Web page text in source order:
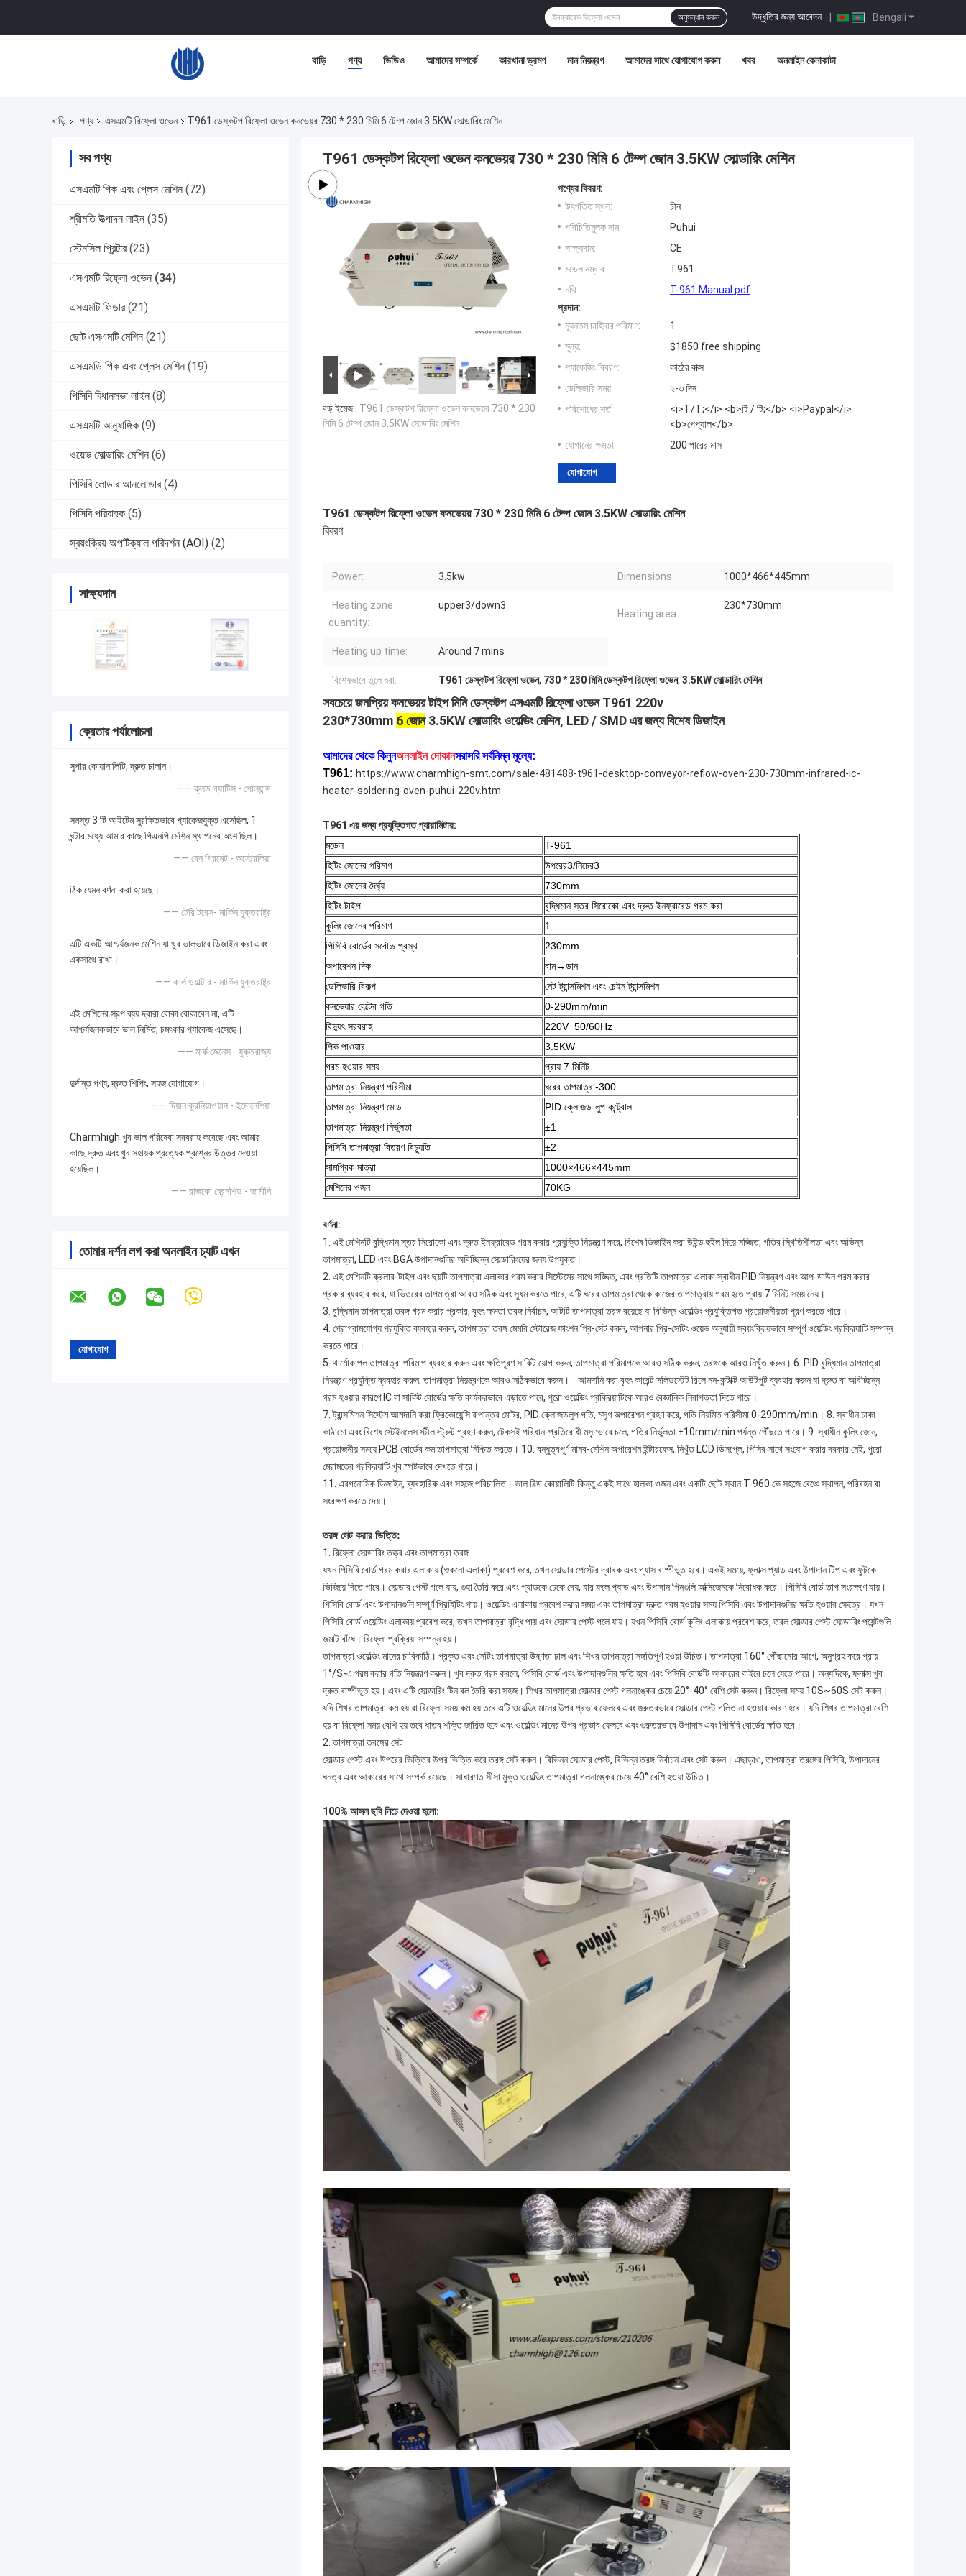
Bengali
উদ্ধৃতির জন্য আবেদন |
অনুসন্ধান করুন
বাড়ি পণ্য ভিডিও আমাদের সম্পর্কে কারখানা ভ্রমণ মান নিয়ন্ত্রণ আমাদের সাথে যোগাযোগ করুন খবর অনলাইন কেনাকাটা
বাড়ি পণ্য এসএমটি রিফ্লো ওভেন T961 ডেস্কটপ রিফ্লো ওভেন কনভেয়র 730 * 230 মিমি 6 টেম্প জোন 3.5KW সোল্ডারিং মেশিন
সব পণ্য
এসএমটি পিক এবং প্লেস মেশিন (72)
শ্রীমতি উত্পাদন লাইন (35)
স্টেনসিল প্রিন্টার (23)
এসএমটি রিফ্লো ওভেন (34)
এসএমটি ফিডার (21)
ছোট এসএমটি মেশিন (21)
এসএমডি পিক এবং প্লেস মেশিন (19)
পিসিবি বিধানসভা লাইন (8)
এসএমটি আনুষাঙ্গিক (9)
ওয়েভ সোল্ডারিং মেশিন (6)
পিসিবি লোডার আনলোডার (4)
পিসিবি পরিবাহক (5)
স্বয়ংক্রিয় অপটিক্যাল পরিদর্শন (AOI) (2)
সাক্ষ্যদান
ক্রেতার পর্যালোচনা
সুপার কোয়ানালিটি, দ্রুত চালান।
—— ক্লড গ্যাটিস - পোল্যান্ড
সমস্ত 3 টি আইটেম সুরক্ষিতভাবে প্যাকেজযুক্ত এসেছিল, 1
ঘন্টার মধ্যে আমার কাছে পিএনপি মেশিন স্থাপনের অংশ ছিল।
—— বেন গ্রিমেট - অস্ট্রেলিয়া
ঠিক যেমন বর্ণনা করা হয়েছে।
—— টেরি টরেস- মার্কিন যুক্তরাষ্ট্র
এটি একটি আশ্চর্যজনক মেশিন যা খুব ভালভাবে ডিজাইন করা এবং
একসাথে রাখা।
—— কার্ল ওয়াল্টার - মার্কিন যুক্তরাষ্ট্র
এই মেশিনের স্বল্প ব্যয় দ্বারা বোকা বোকাবেন না, এটি
আশ্চর্যজনকভাবে ভাল নির্মিত, চমৎকার প্যাকেজ এসেছে।
—— মার্ক জেনেস - যুক্তরাজ্য
দুর্দান্ত পণ্য, দ্রুত শিপিং, সহজ যোগাযোগ।
—— দিয়ান কুরনিয়াওয়ান - ইন্দোনেশিয়া
Charmhigh খুব ভাল পরিষেবা সরবরাহ করেছে এবং আমার
কাছে দ্রুত এবং খুব সহায়ক প্রত্যেক প্রশ্নের উত্তর দেওয়া
হয়েছিল।
—— রাজকো ব্রেনশিড - জার্মানি
তোমার দর্শন লগ করা অনলাইন চ্যাট এখন
T961 ডেস্কটপ রিফ্লো ওভেন কনভেয়র 730 * 230 মিমি 6 টেম্প জোন 3.5KW সোল্ডারিং মেশিন
বড় ইমেজ : T961 ডেস্কটপ রিফ্লো ওভেন কনভেয়র 730 * 230
মিমি 6 টেম্প জোন 3.5KW সোল্ডারিং মেশিন
পণ্যের বিবরণ:
উৎপত্তি স্থল:
চীন
পরিচিতিমুলক নাম:
Puhui
সাক্ষ্যদান:
CE
মডেল নম্বার:
T961
নথি:
T-961 Manual.pdf
প্রদান:
ন্যূনতম চাহিদার পরিমাণ:
1
মূল্য:
$1850 free shipping
প্যাকেজিং বিবরণ:
কাঠের বাক্স
ডেলিভারি সময়:
২-৩ দিন
পরিশোধের শর্ত:
<i>T/T;</i> <b>টি / টি;</b> <i>Paypal</i>
<b>পেপ্যাল</b>
যোগানের ক্ষমতা:
200 পারের মাস
যোগাযোগ
T961 ডেস্কটপ রিফ্লো ওভেন কনভেয়র 730 * 230 মিমি 6 টেম্প জোন 3.5KW সোল্ডারিং মেশিন
বিবরণ
Power: 3.5kw Dimensions: 1000*466*445mm
Heating zone
quantity:
upper3/down3
Heating area:
230*730mm
Heating up time: Around 7 mins
বিশেষভাবে তুলে ধরা: T961 ডেস্কটপ রিফ্লো ওভেন, 730 * 230 মিমি ডেস্কটপ রিফ্লো ওভেন, 3.5KW সোল্ডারিং মেশিন
সবচেয়ে জনপ্রিয় কনভেয়র টাইপ মিনি ডেস্কটপ এসএমটি রিফ্লো ওভেনT961 220v
230*730mm 6 জোন3.5KW সোল্ডারিং ওয়েল্ডিং মেশিন, LED / SMD এর জন্য বিশেষ ডিজাইন
আমাদের থেকে কিনুনঅনলাইন দোকানসরাসরি সর্বনিম্ন মূল্যে:
T961: https://www.charmhigh-smt.com/sale-481488-t961-desktop-conveyor-reflow-oven-230-730mm-infrared-ic-
heater-soldering-oven-puhui-220v.htm
T961 এর জন্য প্রযুক্তিগত প্যারামিটার:
মডেল
T-961
হিটিং জোনের পরিমাণ
উপরের3/নিচের3
হিটিং জোনের দৈর্ঘ্য
730mm
হিটিং টাইপ
বুদ্ধিমান স্তর সিরোকো এবং দ্রুত ইনফ্রারেড গরম করা
কুলিং জোনের পরিমাণ
1
পিসিবি বোর্ডের সর্বোচ্চ প্রস্থ
230mm
অপারেশন দিক
বাম→ডান
ডেলিভারি বিকল্প
নেট ট্রান্সমিশন এবং চেইন ট্রান্সমিশন
কনভেয়ার বেল্টের গতি
0-290mm/min
বিদ্যুৎ সরবরাহ
220V 50/60Hz
পিক পাওয়ার
3.5KW
গরম হওয়ার সময়
প্রায় 7 মিনিট
তাপমাত্রা নিয়ন্ত্রণ পরিসীমা
ঘরের তাপমাত্রা-300
তাপমাত্রা নিয়ন্ত্রণ মোড
PID ক্লোজড-লুপ কন্ট্রোল
তাপমাত্রা নিয়ন্ত্রণ নির্ভুলতা
±1
পিসিবি তাপমাত্রা বিতরণ বিচ্যুতি
±2
সামগ্রিক মাত্রা
1000×466×445mm
মেশিনের ওজন
70KG
বর্ণনা:
1. এই মেশিনটি বুদ্ধিমান স্তর সিরোকো এবং দ্রুত ইনফ্রারেড গরম করার প্রযুক্তি নিয়ন্ত্রণ করে, বিশেষ ডিজাইন করা উইন্ড হুইল দিয়ে সজ্জিত, গতির স্থিতিশীলতা এবং অভিন্ন
তাপমাত্রা, LED এবং BGA উপাদানগুলির অবিচ্ছিন্ন সোল্ডারিংয়ের জন্য উপযুক্ত।
2. এই মেশিনটি ক্রলার-টাইপ এবং ছয়টি তাপমাত্রা এলাকার গরম করার সিস্টেমের সাথে সজ্জিত, এবং প্রতিটি তাপমাত্রা এলাকা স্বাধীন PID নিয়ন্ত্রণ এবং আপ-ডাউন গরম করার
প্রকার ব্যবহার করে, যা ভিতরের তাপমাত্রা আরও সঠিক এবং সুষম করতে পারে, এটি ঘরের তাপমাত্রা থেকে কাজের তাপমাত্রায় গরম হতে প্রায় 7 মিনিট সময় নেয়।
3. বুদ্ধিমান তাপমাত্রা তরঙ্গ গরম করার প্রকার, বৃহৎ ক্ষমতা তরঙ্গ নির্বাচন, আটটি তাপমাত্রা তরঙ্গ রয়েছে যা বিভিন্ন ওয়েল্ডিং প্রযুক্তিগত প্রয়োজনীয়তা পূরণ করতে পারে।
4. প্রোগ্রামযোগ্য প্রযুক্তি ব্যবহার করুন, তাপমাত্রা তরঙ্গ মেমরি স্টোরেজ ফাংশন প্রি-সেট করুন, আপনার প্রি-সেটিং ওয়েভ অনুযায়ী স্বয়ংক্রিয়ভাবে সম্পূর্ণ ওয়েল্ডিং প্রক্রিয়াটি সম্পন্ন
করতে পারে।
5. থার্মোকাপল তাপমাত্রা পরিমাপ ব্যবহার করুন এবং ক্ষতিপূরণ সার্কিট যোগ করুন, তাপমাত্রা পরিমাপকে আরও সঠিক করুন, তরঙ্গকে আরও নিখুঁত করুন। 6. PID বুদ্ধিমান তাপমাত্রা
নিয়ন্ত্রণ প্রযুক্তি ব্যবহার করুন; তাপমাত্রা নিয়ন্ত্রণকে আরও সঠিকভাবে করুন। আমদানি করা বৃহৎ কারেন্ট সলিডস্টেট রিলে নন-কন্টাক্ট আউটপুট ব্যবহার করুন যা দ্রুত বা অবিচ্ছিন্ন
গরম হওয়ার কারণে IC বা সার্কিট বোর্ডের ক্ষতি কার্যকরভাবে এড়াতে পারে, পুরো ওয়েল্ডিং প্রক্রিয়াটিকে আরও বৈজ্ঞানিক নিরাপত্তা দিতে পারে।
7. ট্রান্সমিশন সিস্টেম আমদানি করা ফ্রিকোয়েন্সি রূপান্তর মোটর, PID ক্লোজডলুপ গতি, মসৃণ অপারেশন গ্রহণ করে, গতি নিয়মিত পরিসীমা 0-290mm/min। 8. স্বাধীন চাকা
কাঠামো এবং বিশেষ স্টেইনলেস স্টীল স্ট্রুট গ্রহণ করুন, টেকসই পরিধান-প্রতিরোধী মসৃণভাবে চলে, গতির নির্ভুলতা ±10mm/min পর্যন্ত পৌঁছতে পারে। 9. স্বাধীন কুলিং জোন,
প্রয়োজনীয় সময়ে PCB বোর্ডের কম তাপমাত্রা নিশ্চিত করতে। 10. বন্ধুত্বপূর্ণ মানব-মেশিন অপারেশন ইন্টারফেস, নিখুঁত LCD ডিসপ্লে, পিসির সাথে সংযোগ করার দরকার নেই, পুরো
মেরামতের প্রক্রিয়াটি খুব স্পষ্টভাবে দেখতে পারে।
11. এরগনোমিক ডিজাইন, ব্যবহারিক এবং সহজে পরিচালিত। ভাল বিল্ড কোয়ালিটি কিন্তু একই সাথে হালকা ওজন এবং একটি ছোট স্থান T-960 কে সহজে বেঞ্চে স্থাপন, পরিবহন বা
সংরক্ষণ করতে দেয়।
তরঙ্গ সেট করার ভিত্তি:
1. রিফ্লো সোল্ডারিং তত্ত্ব এবং তাপমাত্রা তরঙ্গ
যখন পিসিবি বোর্ড গরম করার এলাকায় (শুকনো এলাকা) প্রবেশ করে, তখন সোল্ডার পেস্টের দ্রাবক এবং গ্যাস বাষ্পীভূত হবে। একই সময়ে, ফ্লাক্স প্যাড এবং উপাদান টিপ এবং ফুটকে
ভিজিয়ে দিতে পারে। সোল্ডার পেস্ট গলে যায়, গুহা তৈরি করে এবং প্যাডকে ঢেকে দেয়, যার ফলে প্যাড এবং উপাদান পিনগুলি অক্সিজেনকে নিরোধক করে। পিসিবি বোর্ড তাপ সংরক্ষণে যায়।
পিসিবি বোর্ড এবং উপাদানগুলি সম্পূর্ণ প্রিহিটিং পায়। ওয়েল্ডিং এলাকায় প্রবেশ করার সময় এবং তাপমাত্রা দ্রুত গরম হওয়ার সময় পিসিবি এবং উপাদানগুলির ক্ষতি হওয়ার ক্ষেত্রে। যখন
পিসিবি বোর্ড ওয়েল্ডিং এলাকায় প্রবেশ করে, তখন তাপমাত্রা বৃদ্ধি পায় এবং সোল্ডার পেস্ট গলে যায়। যখন পিসিবি বোর্ড কুলিং এলাকায় প্রবেশ করে, তরল সোল্ডার পেস্ট সোল্ডারিং পয়েন্টগুলি
জমাট বাঁধে। রিফ্লো প্রক্রিয়া সম্পন্ন হয়।
তাপমাত্রা ওয়েল্ডিং মানের চাবিকাঠি। প্রকৃত এবং সেটিং তাপমাত্রা উষ্ণতা ঢাল এবং শিখর তাপমাত্রা সঙ্গতিপূর্ণ হওয়া উচিত। তাপমাত্রা 160° পৌঁছানোর আগে, অনুগ্রহ করে প্রায়
1°/S-এ গরম করার গতি নিয়ন্ত্রণ করুন। খুব দ্রুত গরম করলে, পিসিবি বোর্ড এবং উপাদানগুলির ক্ষতি হবে এবং পিসিবি বোর্ডটি আকারের বাইরে চলে যেতে পারে। অন্যদিকে, ফ্লাক্স খুব
দ্রুত বাষ্পীভূত হয়। এবং এটি সোল্ডারিং টিন বল তৈরি করা সহজ। শিখর তাপমাত্রা সোল্ডার পেস্ট গলনাঙ্কের চেয়ে 20°-40° বেশি সেট করুন। রিফ্লো সময় 10S~60S সেট করুন।
যদি শিখর তাপমাত্রা কম হয় বা রিফ্লো সময় কম হয় তবে এটি ওয়েল্ডিং মানের উপর প্রভাব ফেলবে এবং গুরুতরভাবে সোল্ডার পেস্ট গলিত না হওয়ার কারণ হবে। যদি শিখর তাপমাত্রা বেশি
হয় বা রিফ্লো সময় বেশি হয় তবে ধাতব শক্তি জারিত হবে এবং ওয়েল্ডিং মানের উপর প্রভাব ফেলবে এবং গুরুতরভাবে উপাদান এবং পিসিবি বোর্ডের ক্ষতি হবে।
2. তাপমাত্রা তরঙ্গের সেট
সোল্ডার পেস্ট এবং উপরের ভিত্তির উপর ভিত্তি করে তরঙ্গ সেট করুন। বিভিন্ন সোল্ডার পেস্ট, বিভিন্ন তরঙ্গ নির্বাচন এবং সেট করুন। এছাড়াও, তাপমাত্রা তরঙ্গের পিসিবি, উপাদানের
ঘনত্ব এবং আকারের সাথে সম্পর্ক রয়েছে। সাধারণত সীসা মুক্ত ওয়েল্ডিং তাপমাত্রা গলনাঙ্কের চেয়ে 40° বেশি হওয়া উচিত।
100% আসল ছবি নিচে দেওয়া হলো: